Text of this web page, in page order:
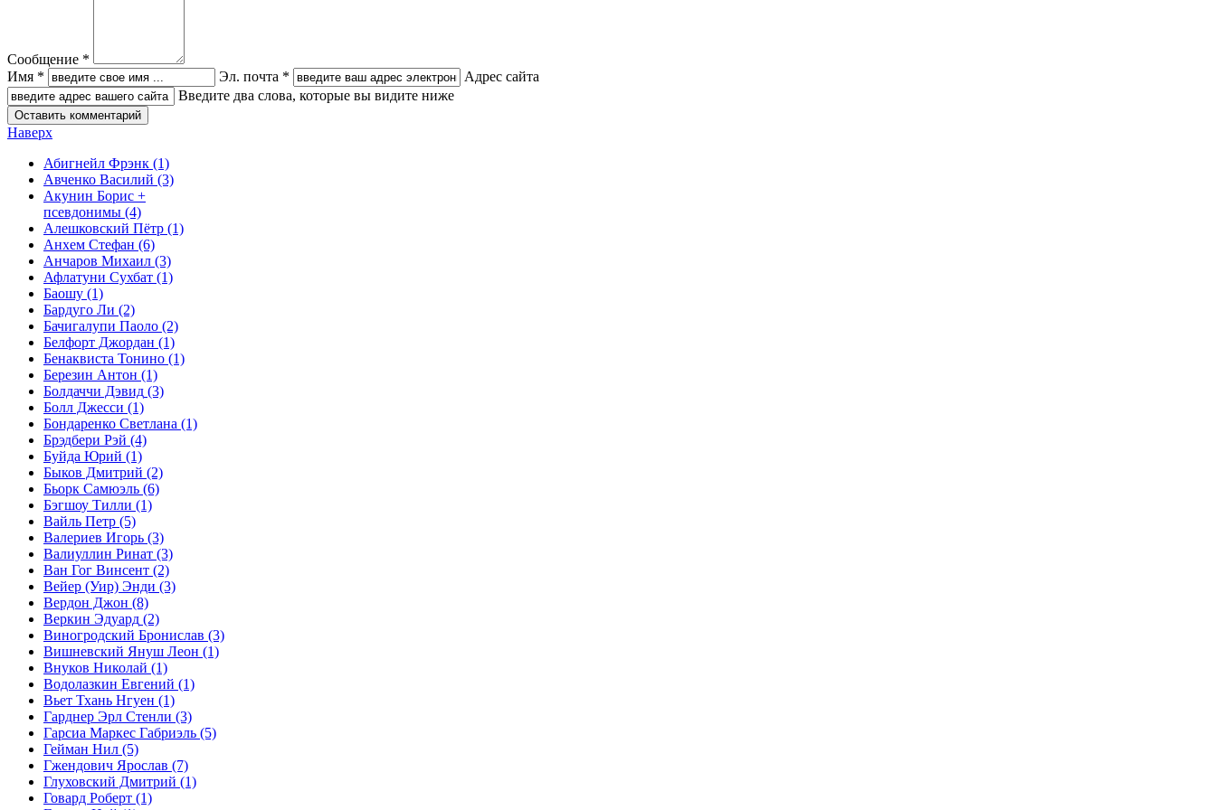
Сообщение *
Имя *
Эл. почта *
Адрес сайта
Введите два слова, которые вы видите ниже
Наверх
Абигнейл Фрэнк (1)
Авченко Василий (3)
Акунин Борис +
псевдонимы (4)
Алешковский Пётр (1)
Анхем Стефан (6)
Анчаров Михаил (3)
Афлатуни Сухбат (1)
Баошу (1)
Бардуго Ли (2)
Бачигалупи Паоло (2)
Белфорт Джордан (1)
Бенаквиста Тонино (1)
Березин Антон (1)
Болдаччи Дэвид (3)
Болл Джесси (1)
Бондаренко Светлана (1)
Брэдбери Рэй (4)
Буйда Юрий (1)
Быков Дмитрий (2)
Бьорк Самюэль (6)
Бэгшоу Тилли (1)
Вайль Петр (5)
Валериев Игорь (3)
Валиуллин Ринат (3)
Ван Гог Винсент (2)
Вейер (Уир) Энди (3)
Вердон Джон (8)
Веркин Эдуард (2)
Виногродский Бронислав (3)
Вишневский Януш Леон (1)
Внуков Николай (1)
Водолазкин Евгений (1)
Вьет Тхань Нгуен (1)
Гарднер Эрл Стенли (3)
Гарсиа Маркес Габриэль (5)
Гейман Нил (5)
Гжендович Ярослав (7)
Глуховский Дмитрий (1)
Говард Роберт (1)